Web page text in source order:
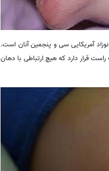
به دنیا آمدند که این نوزاد آمریکایی سی و پنجمین آنان است.
قرار دارد که هیچ ارتباطی با دهان